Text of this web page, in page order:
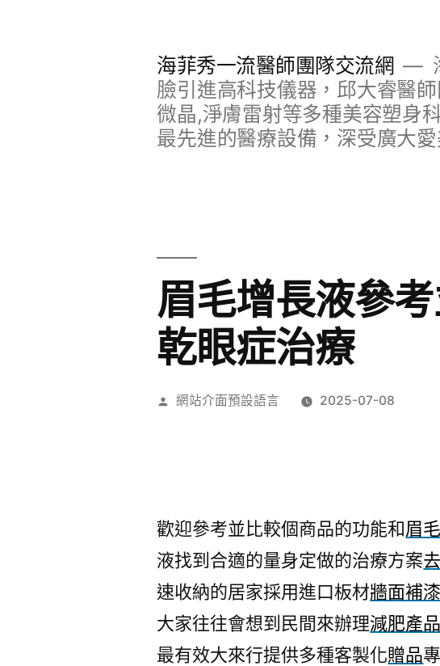
海菲秀一流醫師團隊交流網
臉引進高科技儀器，邱大睿醫
微晶,淨膚雷射等多種美容塑身
最先進的醫療設備，深受廣大
眉毛增長液參
乾眼症治療
作
網站介面預設語言 2025-07-08
歡迎參考並比較個商品的功能和眉
液找到合適的量身定做的治療方案
速收納的居家採用進口板材牆面補漆
大家往往會想到民間來辦理減肥產
最有效大來行提供多種客製化贈品